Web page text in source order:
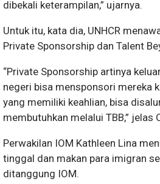
dibekali keterampilan,” ujarnya.
Untuk itu, kata dia, UNHCR
Private Sponsorship dan Talent
“Private Sponsorship artinya
negeri bisa mensponsori mereka
yang memiliki keahlian, bisa
membutuhkan melalui TBB,” jelas
Perwakilan IOM Kathleen Lina
tinggal dan makan para imigran
ditanggung IOM.